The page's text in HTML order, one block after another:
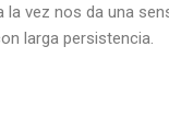
vez nos da una
larga persistencia.